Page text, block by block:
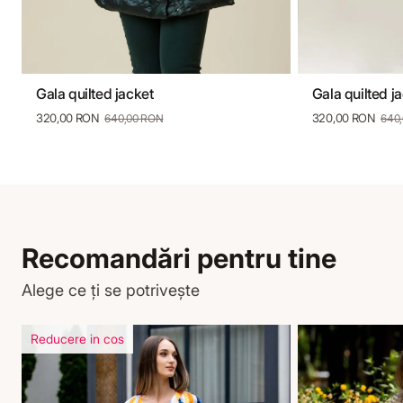
S M L
Gala quilted jacket
320,00 RON 640,00 RON
S
Gala quilted
320,00 RON
Recomandări pentru tine
Alege ce ți se potrivește
Reducere in cos